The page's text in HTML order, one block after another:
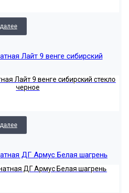
Лайт 9 венге сибирский стекло
черное
ДГ Армус Белая шагрень